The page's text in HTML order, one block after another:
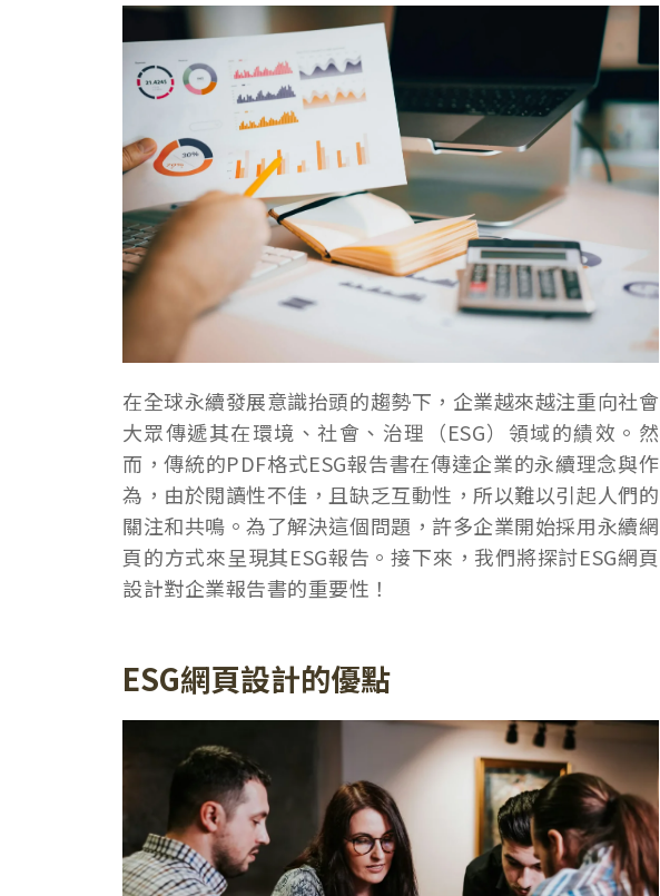
在全球永續發展意識抬頭的趨勢下，企業越來越注重向社會
大眾傳遞其在環境、社會、治理（ESG）領域的績效。然
而，傳統的PDF格式ESG報告書在傳達企業的永續理念與作
為，由於閱讀性不佳，且缺乏互動性，所以難以引起人們的
關注和共鳴。為了解決這個問題，許多企業開始採用永續網
頁的方式來呈現其ESG報告。接下來，我們將探討ESG網頁
設計對企業報告書的重要性！
ESG網頁設計的優點